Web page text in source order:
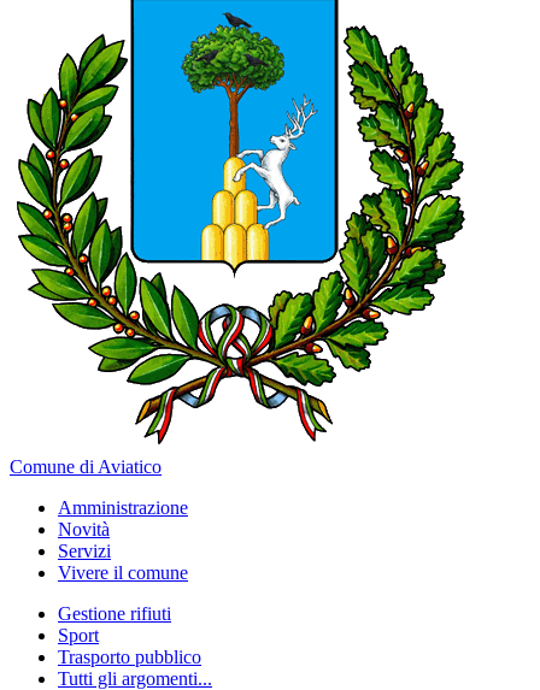
Comune di Aviatico
Amministrazione
Novità
Servizi
Vivere il comune
Gestione rifiuti
Sport
Trasporto pubblico
Tutti gli argomenti...